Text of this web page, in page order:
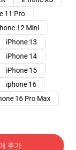
11 Pro
12 Mini
iPhone 13
iPhone 14
iPhone 15
iphone 16
16 Pro Max
추가